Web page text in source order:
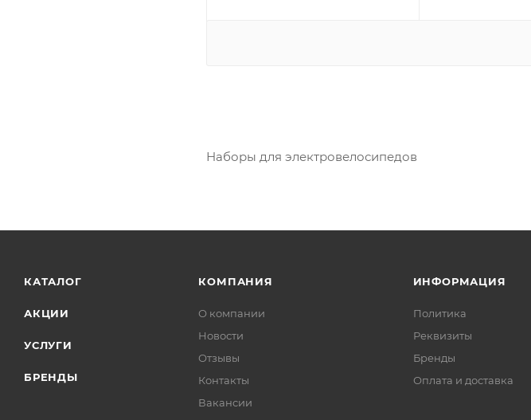
Наборы для электровелосипедов
КАТАЛОГ
АКЦИИ
УСЛУГИ
БРЕНДЫ
КОМПАНИЯ
О компании
Новости
Отзывы
Контакты
Вакансии
ИНФОРМАЦИЯ
Политика
Реквизиты
Бренды
Оплата и доставка